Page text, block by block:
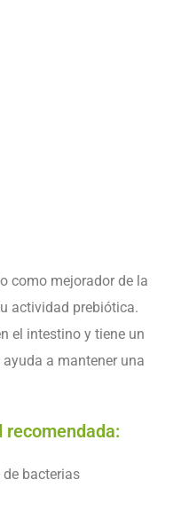
como mejorador de la
actividad prebiótica.
el intestino y tiene un
a mantener una
bacterias